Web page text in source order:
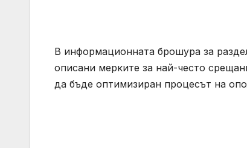
В информационната брошура за
описани мерките за най-често
да бъде оптимизиран процесът на